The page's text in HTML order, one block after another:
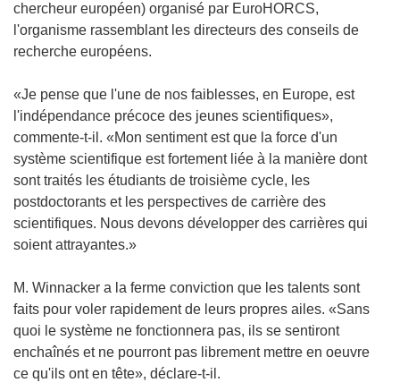
chercheur européen) organisé par EuroHORCS,
l'organisme rassemblant les directeurs des conseils de
recherche européens.
«Je pense que l'une de nos faiblesses, en Europe, est
l'indépendance précoce des jeunes scientifiques»,
commente-t-il. «Mon sentiment est que la force d'un
système scientifique est fortement liée à la manière dont
sont traités les étudiants de troisième cycle, les
postdoctorants et les perspectives de carrière des
scientifiques. Nous devons développer des carrières qui
soient attrayantes.»
M. Winnacker a la ferme conviction que les talents sont
faits pour voler rapidement de leurs propres ailes. «Sans
quoi le système ne fonctionnera pas, ils se sentiront
enchaînés et ne pourront pas librement mettre en oeuvre
ce qu'ils ont en tête», déclare-t-il.